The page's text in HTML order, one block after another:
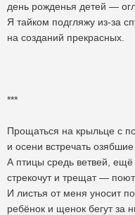
день рожденья детей —
Я тайком подгляжу из-за
на созданий прекрасных.
***
Прощаться на крыльце с
и осени встречать
А птицы средь ветвей, ещё
стрекочут и трещат —
И листья от меня уносит
ребёнок и щенок бегут за